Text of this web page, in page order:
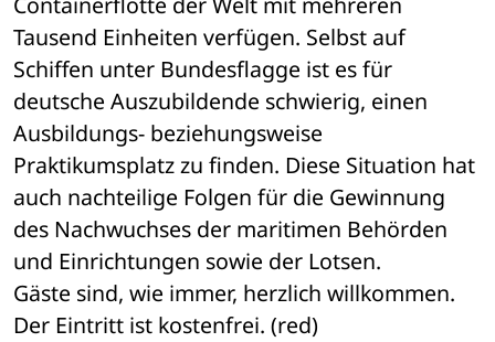
Tausend Einheiten verfügen. Selbst auf
Schiffen unter Bundesflagge ist es für
deutsche Auszubildende schwierig, einen
Ausbildungs- beziehungsweise
Praktikumsplatz zu finden. Diese Situation hat
auch nachteilige Folgen für die Gewinnung
des Nachwuchses der maritimen Behörden
und Einrichtungen sowie der Lotsen.
Gäste sind, wie immer, herzlich willkommen.
Der Eintritt ist kostenfrei. (red)